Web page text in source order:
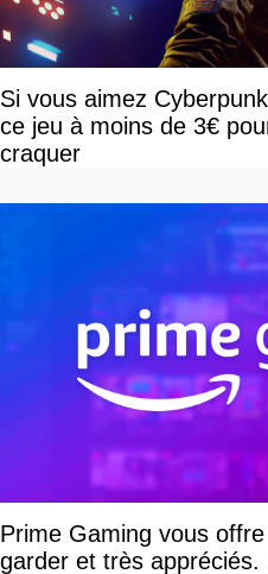
Si vous aimez
ce jeu à moins de 3€
craquer
Prime Gaming vous
garder et très